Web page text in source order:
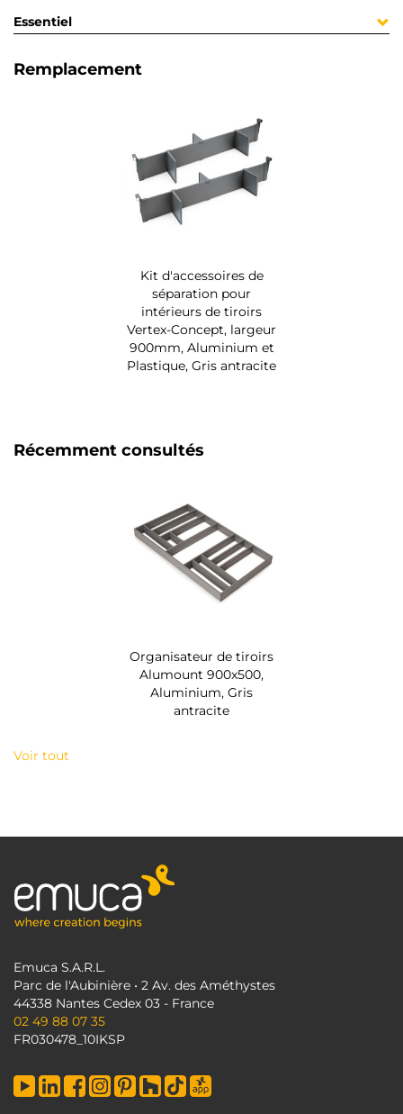
Essentiel
Remplacement
Kit d'accessoires de
séparation pour
intérieurs de tiroirs
Vertex-Concept, largeur
900mm, Aluminium et
Plastique, Gris antracite
Récemment consultés
Organisateur de tiroirs
Alumount 900x500,
Aluminium, Gris
antracite
Voir tout
Emuca S.A.R.L.
Parc de l'Aubinière • 2 Av. des Améthystes
44338 Nantes Cedex 03 - France
02 49 88 07 35
FR030478_10IKSP